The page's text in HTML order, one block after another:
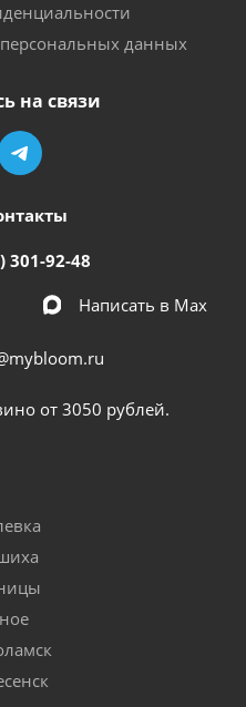
персональных данных
на связи
301-92-48
Написать в Мах
от 3050 рублей.